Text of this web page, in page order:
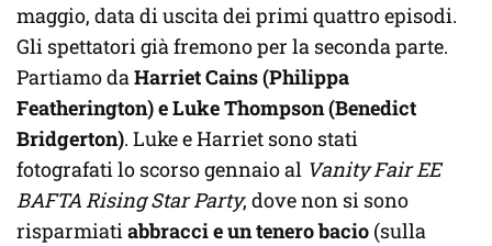
maggio, data di uscita dei primi quattro episodi.
Gli spettatori già fremono per la seconda parte.
Partiamo da Harriet Cains (Philippa
Featherington)e Luke Thompson (Benedict
Bridgerton). Luke e Harriet sono stati
fotografati lo scorso gennaio al Vanity Fair EE
BAFTA Rising Star Party, dove non si sono
risparmiati abbracci e un tenero bacio (sulla